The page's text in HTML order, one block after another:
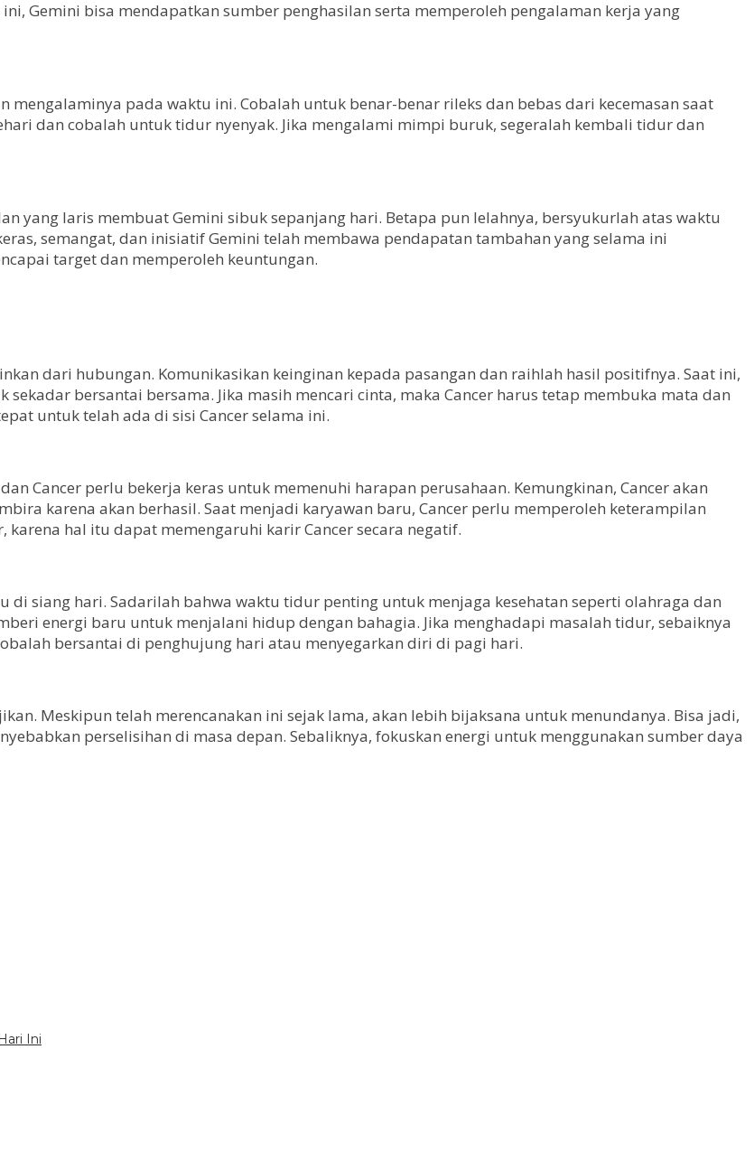
Gemini bisa mendapatkan sumber penghasilan serta memperoleh pengalaman kerja yang
pada waktu ini. Cobalah untuk benar-benar rileks dan bebas dari kecemasan saat
dan cobalah untuk tidur nyenyak. Jika mengalami mimpi buruk, segeralah kembali tidur dan
yang laris membuat Gemini sibuk sepanjang hari. Betapa pun lelahnya, bersyukurlah atas waktu
semangat, dan inisiatif Gemini telah membawa pendapatan tambahan yang selama ini
target dan memperoleh keuntungan.
dari hubungan. Komunikasikan keinginan kepada pasangan dan raihlah hasil positifnya. Saat ini,
bersantai bersama. Jika masih mencari cinta, maka Cancer harus tetap membuka mata dan
untuk telah ada di sisi Cancer selama ini.
Cancer perlu bekerja keras untuk memenuhi harapan perusahaan. Kemungkinan, Cancer akan
karena akan berhasil. Saat menjadi karyawan baru, Cancer perlu memperoleh keterampilan
hal itu dapat memengaruhi karir Cancer secara negatif.
di siang hari. Sadarilah bahwa waktu tidur penting untuk menjaga kesehatan seperti olahraga dan
energi baru untuk menjalani hidup dengan bahagia. Jika menghadapi masalah tidur, sebaiknya
bersantai di penghujung hari atau menyegarkan diri di pagi hari.
Meskipun telah merencanakan ini sejak lama, akan lebih bijaksana untuk menundanya. Bisa jadi,
perselisihan di masa depan. Sebaliknya, fokuskan energi untuk menggunakan sumber daya
Ini